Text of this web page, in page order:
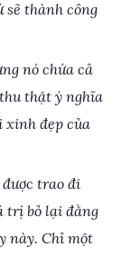
thành công
nó chứa cả
thật ý nghĩa
xinh đẹp của
trao đi
trị bỏ lại đằng
này. Chỉ một